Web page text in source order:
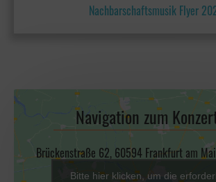
Nachbarschaftsmusik Flyer
Navigation zum
Brückenstraße 62, 60594 Frankfurt am
Bitte hier klicken, um die